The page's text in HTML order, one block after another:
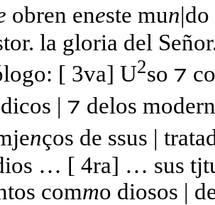
obren eneste mun
la gloria del
[ 3va] U2so ⁊
| ⁊ delos
nços de ssus |
… [ 4ra] … sus
commo diosos |